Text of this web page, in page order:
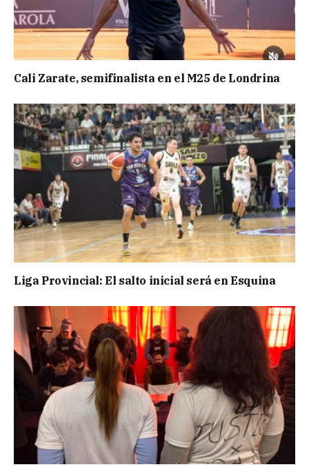
Cali Zarate, semifinalista en el M25 de Londrina
Liga Provincial: El salto inicial será en Esquina